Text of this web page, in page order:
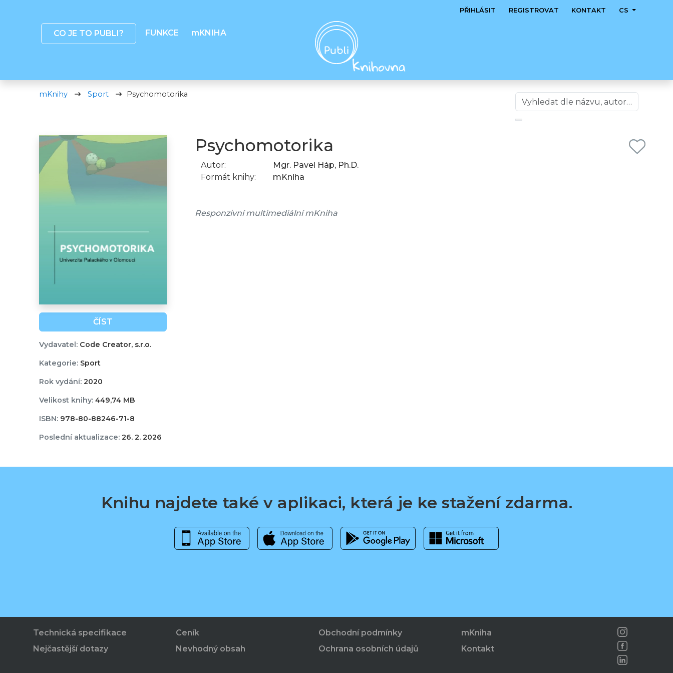
CO JE TO PUBLI? FUNKCE mKNIHA
PŘIHLÁSIT REGISTROVAT KONTAKT CS
mKnihy Sport Psychomotorika
ČÍST
Vydavatel:Code Creator, s.r.o.
Kategorie:Sport
Rok vydání:2020
Velikost knihy:449,74 MB
ISBN:978-80-88246-71-8
Poslední aktualizace:26. 2. 2026
Psychomotorika
Autor:
Mgr. Pavel Háp, Ph.D.
Formát knihy:
mKniha
Responzivní multimediální mKniha
Knihu najdete také v aplikaci, která je ke stažení zdarma.
Technická specifikace
Nejčastější dotazy
Ceník
Nevhodný obsah
Obchodní podmínky
Ochrana osobních údajů
mKniha
Kontakt